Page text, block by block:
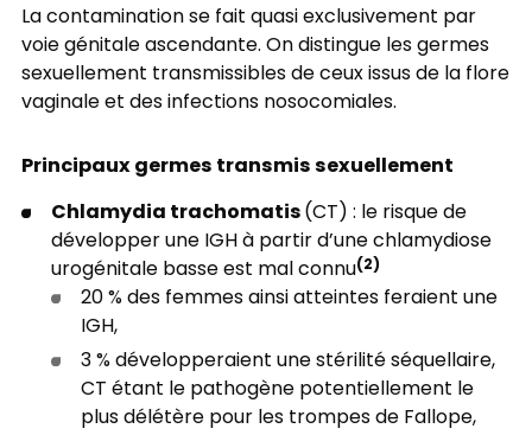
La contamination se fait quasi exclusivement par
voie génitale ascendante. On distingue les germes
sexuellement transmissibles de ceux issus de la flore
vaginale et des infections nosocomiales.
Principaux germes transmis sexuellement
Chlamydia trachomatis(CT) : le risque de
développer une IGH à partir d’une chlamydiose
urogénitale basse est mal connu(2)
20 % des femmes ainsi atteintes feraient une
IGH,
3 % développeraient une stérilité séquellaire,
CT étant le pathogène potentiellement le
plus délétère pour les trompes de Fallope,